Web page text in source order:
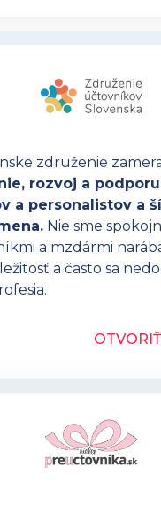
združenie
rozvoj a
a personalistov a
Nie sme
a mzdármi
a často sa